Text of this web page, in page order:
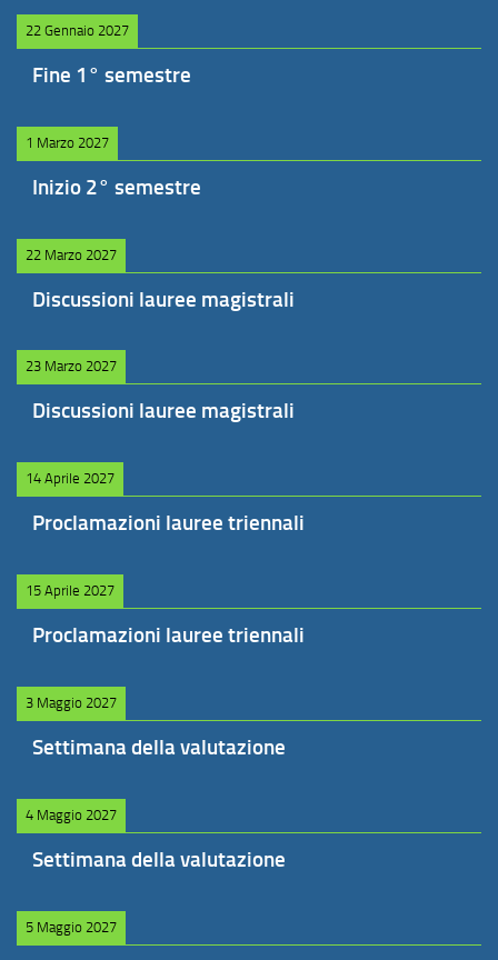
22 Gennaio 2027
Fine 1° semestre
1 Marzo 2027
Inizio 2° semestre
22 Marzo 2027
Discussioni lauree magistrali
23 Marzo 2027
Discussioni lauree magistrali
14 Aprile 2027
Proclamazioni lauree triennali
15 Aprile 2027
Proclamazioni lauree triennali
3 Maggio 2027
Settimana della valutazione
4 Maggio 2027
Settimana della valutazione
5 Maggio 2027